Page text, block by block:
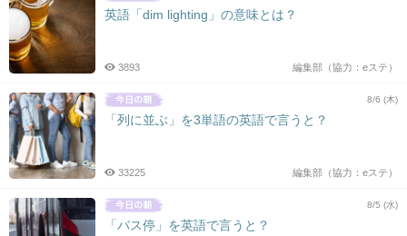
英語「dim lighting」の意味とは？
編集部（協力：eステ）
3893
8/6 (木)
「列に並ぶ」を3単語の英語で言うと？
編集部（協力：eステ）
33225
8/5 (水)
「バス停」を英語で言うと？